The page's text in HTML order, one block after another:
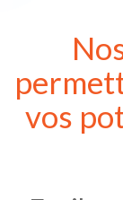
vos